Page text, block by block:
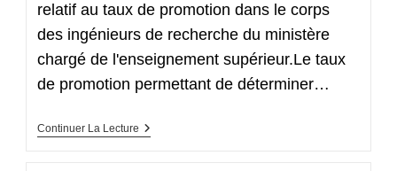
relatif au taux de promotion dans le corps
des ingénieurs de recherche du ministère
chargé de l'enseignement supérieur.Le taux
de promotion permettant de déterminer…
Continuer La Lecture Actualités